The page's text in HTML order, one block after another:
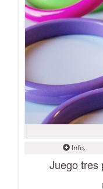
Info.
Juego tres